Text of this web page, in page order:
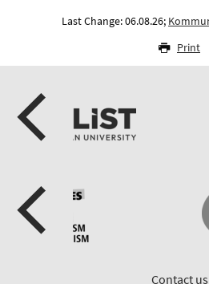
Last Change: 06.08.26;
Print
Contact us